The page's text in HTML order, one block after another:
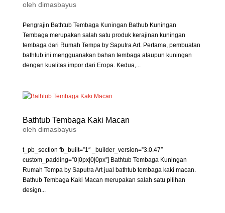
oleh dimasbayus
Pengrajin Bathtub Tembaga Kuningan Bathub Kuningan
Tembaga merupakan salah satu produk kerajinan kuningan
tembaga dari Rumah Tempa by Saputra Art. Pertama, pembuatan
bathtub ini mengguanakan bahan tembaga ataupun kuningan
dengan kualitas impor dari Eropa. Kedua,...
Bathtub Tembaga Kaki Macan
oleh dimasbayus
t_pb_section fb_built=”1″ _builder_version=”3.0.47″
custom_padding=”0|0px|0|0px”] Bathtub Tembaga Kuningan
Rumah Tempa by Saputra Art jual bathtub tembaga kaki macan.
Bathub Tembaga Kaki Macan merupakan salah satu pilihan
design...